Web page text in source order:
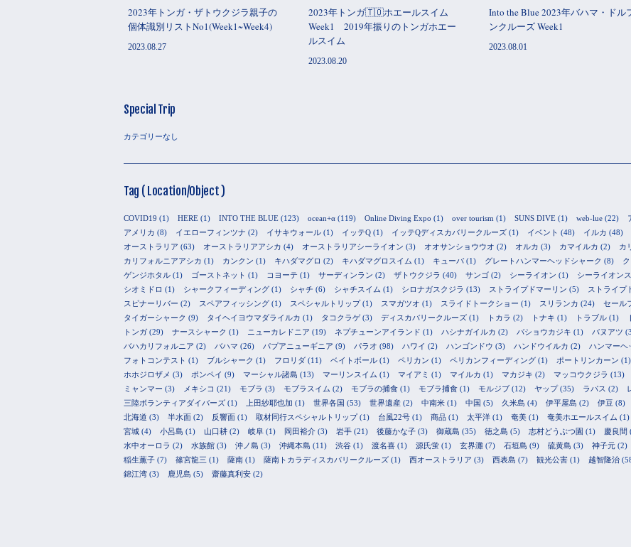
2023年トンガ・ザトウクジラ親子の
個体識別リストNo1(Week1~Week4)
2023.08.27
2023年トンガ🇹🇴ホエールスイム
Week1 2019年振りのトンガホエー
ルスイム
2023.08.20
Into the Blue 2023年バハマ・ドル
ンクルーズ Week1
2023.08.01
Special Trip
カテゴリーなし
Tag ( Location/Object )
COVID19 (1) HERE (1) INTO THE BLUE (123) ocean+α (119) Online Diving Expo (1) over tourism (1) SUNS DIVE (1) web-lue (22)
アメリカ (8) イエローフィンツナ (2) イサキウォール (1) イッテQ (1) イッテQディスカバリークルーズ (1) イベント (48) イルカ (48)
オーストラリア (63) オーストラリアアシカ (4) オーストラリアシーライオン (3) オオサンショウウオ (2) オルカ (3) カマイルカ (2) カ
カリフォルニアアシカ (1) カンクン (1) キハダマグロ (2) キハダマグロスイム (1) キューバ (1) グレートハンマーヘッドシャーク (8)
ゲンジホタル (1) ゴーストネット (1) コヨーテ (1) サーディンラン (2) ザトウクジラ (40) サンゴ (2) シーライオン (1) シーライオン
シオミドロ (1) シャークフィーディング (1) シャチ (6) シャチスイム (1) シロナガスクジラ (13) ストライプドマーリン (5) ストライプ
スピナーリバー (2) スペアフィッシング (1) スペシャルトリップ(1) スマガツオ (1) スライドトークショー (1) スリランカ (24) セール
タイガーシャーク (9) タイヘイヨウマダライルカ (1) タコクラゲ(3) ディスカバリークルーズ (1) トカラ (2) トナキ (1) トラブル (1)
トンガ (29) ナースシャーク (1) ニューカレドニア (19) ネプチューンアイランド (1) ハシナガイルカ (2) バショウカジキ (1) バヌアツ
バハカリフォルニア (2) バハマ (26) パプアニューギニア (9) パラオ (98) ハワイ (2) ハンゴンドウ (3) ハンドウイルカ (2) ハンマーヘ
フォトコンテスト (1) ブルシャーク (1) フロリダ (11) ベイトボール (1) ペリカン (1) ペリカンフィーディング (1) ポートリンカーン (1)
ホホジロザメ (3) ポンペイ (9) マーシャル諸島 (13) マーリンスイム (1) マイアミ (1) マイルカ (1) マカジキ (2) マッコウクジラ (13)
ミャンマー (3) メキシコ (21) モブラ (3) モブラスイム (2) モブラの捕食 (1) モブラ捕食 (1) モルジブ (12) ヤップ(35) ラパス (2)
三陸ボランティアダイバーズ (1) 上田紗耶也加 (1) 世界各国 (53) 世界遺産 (2) 中南米 (1) 中国 (5) 久米島 (4) 伊平屋島 (2) 伊豆 (8)
北海道 (3) 半水面 (2) 反響面 (1) 取材同行スペシャルトリップ(1) 台風22号 (1) 商品 (1) 太平洋 (1) 奄美 (1) 奄美ホエールスイム (1)
宮城 (4) 小呂島 (1) 山口耕 (2) 岐阜 (1) 岡田裕介 (3) 岩手 (21) 後藤かな子 (3) 御蔵島 (35) 徳之島 (5) 志村どうぶつ園 (1) 慶良間
水中オーロラ (2) 水族館 (3) 沖ノ島 (3) 沖縄本島 (11) 渋谷 (1) 渡名喜 (1) 源氏蛍 (1) 玄界灘 (7) 石垣島 (9) 硫黄島 (3) 神子元 (2)
稲生薫子 (7) 篠宮龍三 (1) 薩南 (1) 薩南トカラディスカバリークルーズ (1) 西オーストラリア (3) 西表島 (7) 観光公害 (1) 越智隆治
錦江湾 (3) 鹿児島 (5) 齋藤真利安 (2)